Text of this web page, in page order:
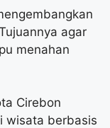
agar
menahan
Cirebon
wisata berbasis